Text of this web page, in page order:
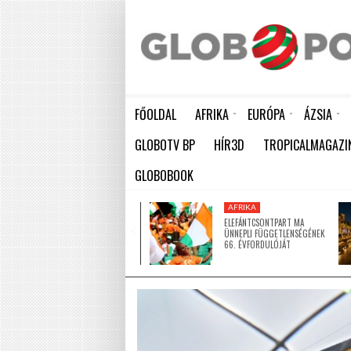
FŐOLDAL AFRIKA EURÓPA ÁZSIA
GLOBOTV BP HÍR3D
GLOBOBOOK
AFRIKA
ELEFÁNTCSONTPART MA
ÜNNEPLI FÜGGETLENSÉGÉNEK
66. ÉVFORDULÓJÁT